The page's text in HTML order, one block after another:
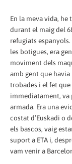
En la meva vida,
durant el maig del
refugiats
les botigues, era
moviment dels
amb gent que
trobades i el fet que
immediatament,
armada. Era una
costat d’Euskadi o
els bascos, vaig
suport a ETA i,
vam venir a